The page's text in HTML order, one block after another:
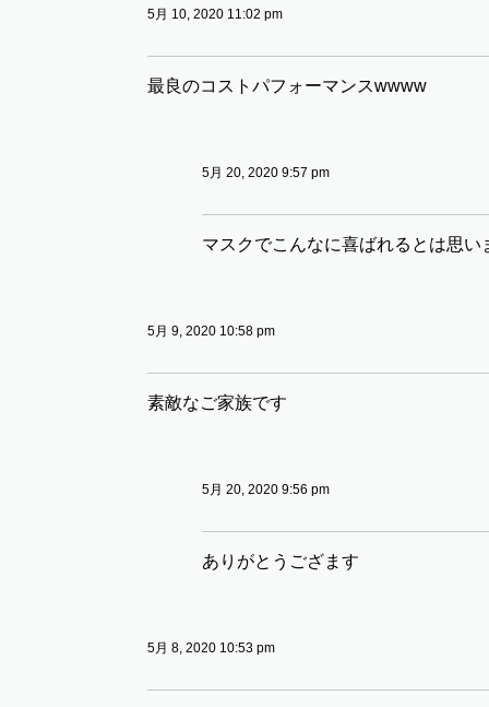
5月 10, 2020 11:02 pm
最良のコストパフォーマンスwwww
5月 20, 2020 9:57 pm
マスクでこんなに喜ばれるとは思い
5月 9, 2020 10:58 pm
素敵なご家族です
5月 20, 2020 9:56 pm
ありがとうござます
5月 8, 2020 10:53 pm